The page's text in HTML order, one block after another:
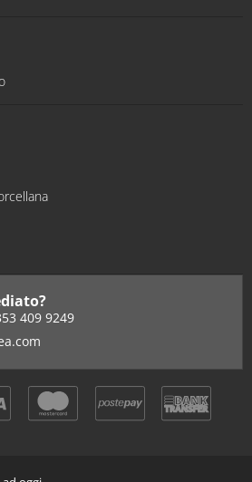
409 9249